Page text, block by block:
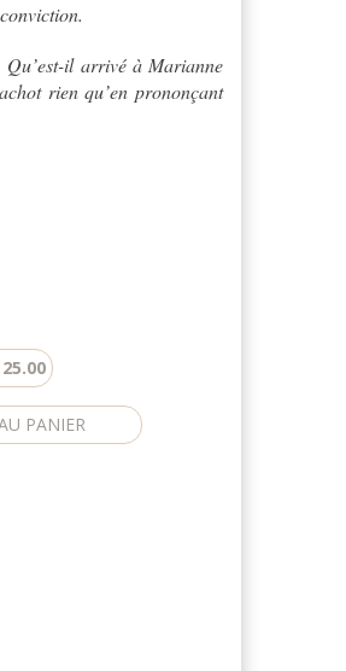
il arrivé à Marianne
rien qu’en prononçant
25.00